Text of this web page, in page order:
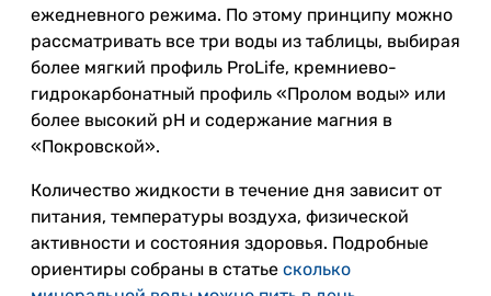
ежедневного режима. По этому принципу можно
рассматривать все три воды из таблицы, выбирая
более мягкий профиль ProLife, кремниево-
гидрокарбонатный профиль «Пролом воды» или
более высокий pH и содержание магния в
«Покровской».
Количество жидкости в течение дня зависит от
питания, температуры воздуха, физической
активности и состояния здоровья. Подробные
ориентиры собраны в статье сколько